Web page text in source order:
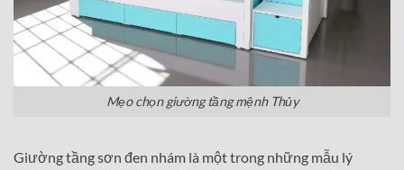
Mẹo chọn giường tầng mệnh Thủy
Giường tầng sơn đen nhám là một trong những mẫu lý